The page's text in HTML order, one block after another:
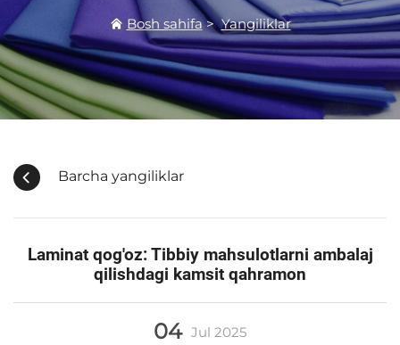
Bosh sahifa>Yangiliklar
Barcha yangiliklar
Laminat qog'oz: Tibbiy mahsulotlarni ambalaj
qilishdagi kamsit qahramon
04 Jul 2025